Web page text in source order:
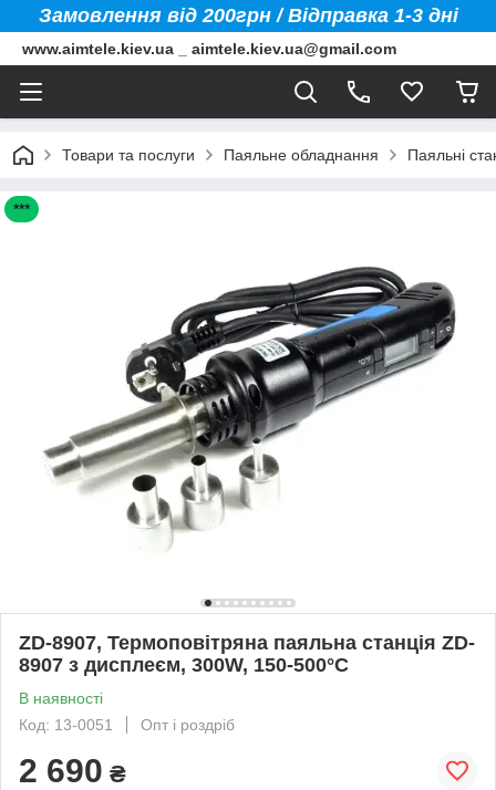
Замовлення від 200грн / Відправка 1-3 дні
www.aimtele.kiev.ua _ aimtele.kiev.ua@gmail.com
Товари та послуги Паяльне обладнання Паяльні
***
ZD-8907, Термоповітряна паяльна станція ZD-
8907 з дисплеєм, 300W, 150-500°C
В наявності
Код: 13-0051
Опт і роздріб
2 690 ₴